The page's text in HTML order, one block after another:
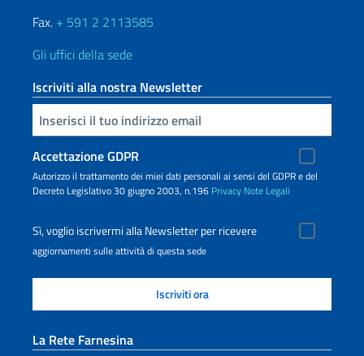
Fax. + 591 2 2113585
Gli uffici della sede
Iscriviti alla nostra Newsletter
Inserisci la tua email
Accettazione GDPR
Autorizzo il trattamento dei miei dati personali ai sensi del GDPR e del
Decreto Legislativo 30 giugno 2003, n.196 Privacy Note Legali
Sì, voglio iscrivermi alla Newsletter per ricevere
aggiornamenti sulle attività di questa sede
La Rete Farnesina